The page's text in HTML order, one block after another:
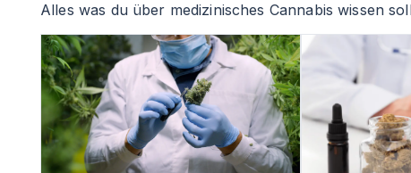
Alles was du über medizinisches Cannabis wissen